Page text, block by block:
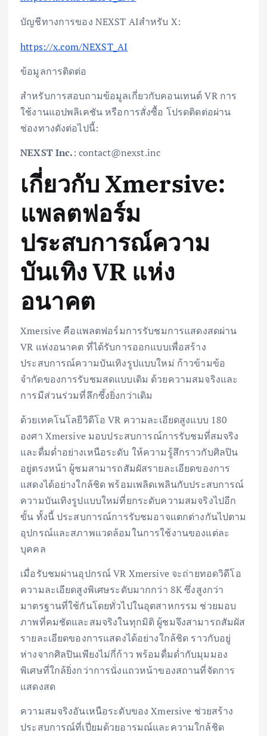
บัญชีทางการของ NEXST AIสำหรับ X:
https://x.com/NEXST_AI
ข้อมูลการติดต่อ
สำหรับการสอบถามข้อมูลเกี่ยวกับคอนเทนต์ VR การ
ใช้งานแอปพลิเคชัน หรือการสั่งซื้อ โปรดติดต่อผ่าน
ช่องทางดังต่อไปนี้:
NEXST Inc.: contact@nexst.inc
เกี่ยวกับ Xmersive:
แพลตฟอร์ม
ประสบการณ์ความ
บันเทิง VR แห่ง
อนาคต
Xmersive คือแพลตฟอร์มการรับชมการแสดงสดผ่าน
VR แห่งอนาคต ที่ได้รับการออกแบบเพื่อสร้าง
ประสบการณ์ความบันเทิงรูปแบบใหม่ ก้าวข้ามข้อ
จำกัดของการรับชมสดแบบเดิม ด้วยความสมจริงและ
การมีส่วนร่วมที่ลึกซึ้งยิ่งกว่าเดิม
ด้วยเทคโนโลยีวิดีโอ VR ความละเอียดสูงแบบ 180
องศา Xmersive มอบประสบการณ์การรับชมที่สมจริง
และดื่มด่ำอย่างเหนือระดับ ให้ความรู้สึกราวกับศิลปิน
อยู่ตรงหน้า ผู้ชมสามารถสัมผัสรายละเอียดของการ
แสดงได้อย่างใกล้ชิด พร้อมเพลิดเพลินกับประสบการณ์
ความบันเทิงรูปแบบใหม่ที่ยกระดับความสมจริงไปอีก
ขั้น ทั้งนี้ ประสบการณ์การรับชมอาจแตกต่างกันไปตาม
อุปกรณ์และสภาพแวดล้อมในการใช้งานของแต่ละ
บุคคล
เมื่อรับชมผ่านอุปกรณ์ VR Xmersive จะถ่ายทอดวิดีโอ
ความละเอียดสูงพิเศษระดับมากกว่า 8K ซึ่งสูงกว่า
มาตรฐานที่ใช้กันโดยทั่วไปในอุตสาหกรรม ช่วยมอบ
ภาพที่คมชัดและสมจริงในทุกมิติ ผู้ชมจึงสามารถสัมผัส
รายละเอียดของการแสดงได้อย่างใกล้ชิด ราวกับอยู่
ห่างจากศิลปินเพียงไม่กี่ก้าว พร้อมดื่มด่ำกับมุมมอง
พิเศษที่ใกล้ยิ่งกว่าการนั่งแถวหน้าของสถานที่จัดการ
แสดงสด
ความสมจริงอันเหนือระดับของ Xmersive ช่วยสร้าง
ประสบการณ์ที่เปี่ยมด้วยอารมณ์และความใกล้ชิด